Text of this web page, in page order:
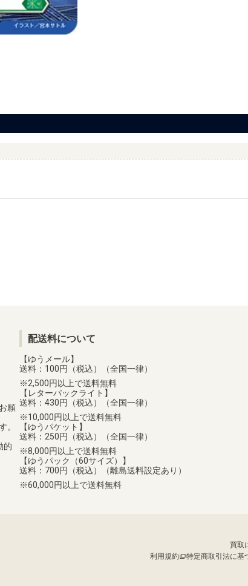
願
。
的
配送料について
【ゆうメール】
送料：100円（税込）（全国一律）
2,500円以上で送料無料
【レターパックライト】
送料：430円（税込）（全国一律）
10,000円以上で送料無料
【ゆうパケット】
送料：250円（税込）（全国一律）
8,000円以上で送料無料
【ゆうパック（60サイズ）】
送料：700円（税込）（離島送料設定あり）
60,000円以上で送料無料
買取
利用規約
特定商取引法に基